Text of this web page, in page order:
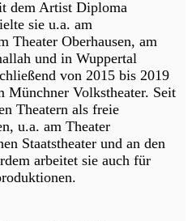
dem Artist Diploma
sie u.a. am
Theater Oberhausen, am
und in Wuppertal
von 2015 bis 2019
Münchner Volkstheater. Seit
Theatern als freie
u.a. am Theater
Staatstheater und an den
arbeitet sie auch für